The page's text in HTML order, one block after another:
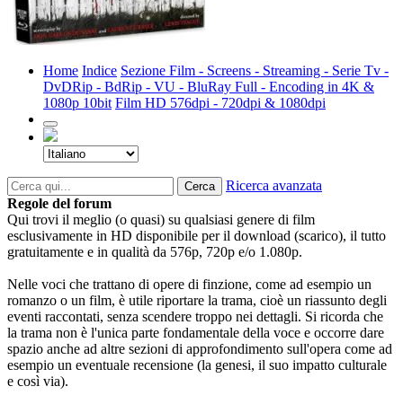
Home Indice Sezione Film - Screens - Streaming - Serie Tv -
DvDRip - BdRip - VU - BluRay Full - Encoding in 4K &
1080p 10bit Film HD 576dpi - 720dpi & 1080dpi
Cerca
Ricerca avanzata
Regole del forum
Qui trovi il meglio (o quasi) su qualsiasi genere di film
esclusivamente in HD disponibile per il download (scarico), il tutto
gratuitamente e in qualità da 576p, 720p e/o 1.080p.
Nelle voci che trattano di opere di finzione, come ad esempio un
romanzo o un film, è utile riportare la trama, cioè un riassunto degli
eventi raccontati, senza scendere troppo nei dettagli. Si ricorda che
la trama non è l'unica parte fondamentale della voce e occorre dare
spazio anche ad altre sezioni di approfondimento sull'opera come ad
esempio un eventuale recensione (la genesi, il suo impatto culturale
e così via).